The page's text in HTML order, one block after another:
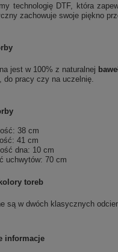
technologię DTF, która
zachowuje swoje piękno
jest w 100% z naturalnej
do pracy czy na uczelnię.
38 cm
41 cm
dna: 10 cm
uchwytów: 70 cm
toreb
są w dwóch klasycznych
informacje